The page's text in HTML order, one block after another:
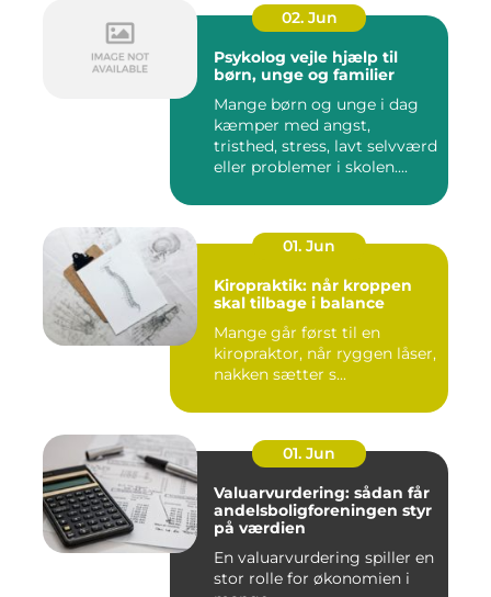
02. Jun
Psykolog vejle hjælp til
børn, unge og familier
Mange børn og unge i dag
kæmper med angst,
tristhed, stress, lavt selvværd
eller problemer i skolen....
01. Jun
Kiropraktik: når kroppen
skal tilbage i balance
Mange går først til en
kiropraktor, når ryggen låser,
nakken sætter s...
01. Jun
Valuarvurdering: sådan får
andelsboligforeningen styr
på værdien
En valuarvurdering spiller en
stor rolle for økonomien i